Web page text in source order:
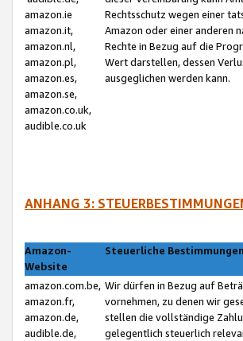
amazon.ie
amazon.it,
amazon.nl,
amazon.pl,
amazon.es,
amazon.se,
amazon.co.uk,
audible.co.uk
Rechtsschutz wegen einer
Amazon oder einer anderen
Rechte in Bezug auf die
Wert darstellen, dessen
ausgeglichen werden kann.
ANHANG 3:
Amazon-
Website
Steuerliche Bestimmungen
amazon.com.be,
amazon.fr,
amazon.de,
audible.de,
Wir dürfen in Bezug auf
vornehmen, zu denen wir
stellen die vollständige
gelegentlich steuerlich